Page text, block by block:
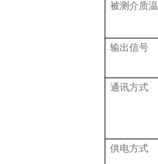
被测介质
输出信号
通讯方式
供电方式